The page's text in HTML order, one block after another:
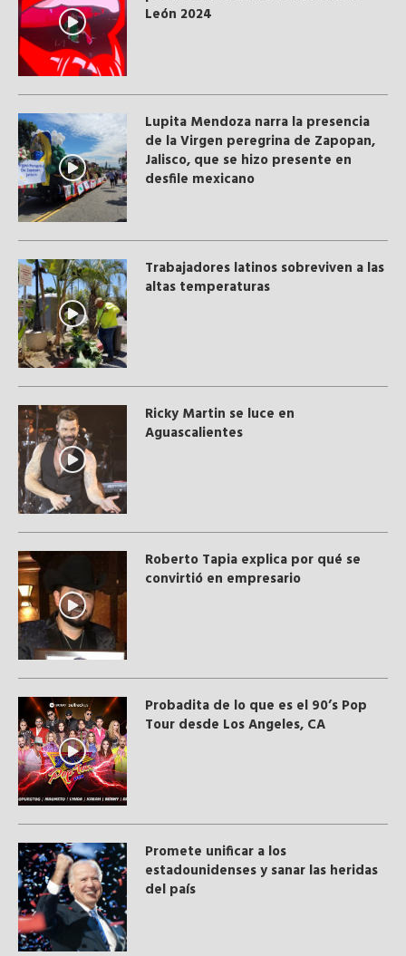
León 2024
Lupita Mendoza narra la presencia
de la Virgen peregrina de Zapopan,
Jalisco, que se hizo presente en
desfile mexicano
Trabajadores latinos sobreviven a las
altas temperaturas
Ricky Martin se luce en
Aguascalientes
Roberto Tapia explica por qué se
convirtió en empresario
Probadita de lo que es el 90’s Pop
Tour desde Los Angeles, CA
Promete unificar a los
estadounidenses y sanar las heridas
del país